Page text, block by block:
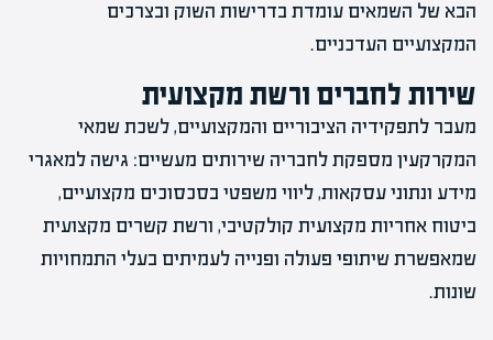
הבא של השמאים עומדת בדרישות השוק ובצרכים
המקצועיים העדכניים.
שירות לחברים ורשת מקצועית
מעבר לתפקידיה הציבוריים והמקצועיים, לשכת שמאי
המקרקעין מספקת לחבריה שירותים מעשיים: גישה למאגרי
מידע ונתוני עסקאות, ליווי משפטי בסכסוכים מקצועיים,
ביטוח אחריות מקצועית קולקטיבי, ורשת קשרים מקצועית
שמאפשרת שיתופי פעולה ופנייה לעמיתים בעלי התמחויות
שונות.